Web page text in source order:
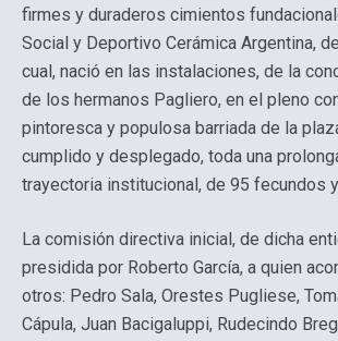
firmes y duraderos cimientos
Social y Deportivo Cerámica Argentina,
cual, nació en las instalaciones, de la
de los hermanos Pagliero, en el pleno
pintoresca y populosa barriada de la
cumplido y desplegado, toda una
trayectoria institucional, de 95 fecundos
La comisión directiva inicial, de dicha
presidida por Roberto García, a quien
otros: Pedro Sala, Orestes Pugliese,
Cápula, Juan Bacigaluppi, Rudecindo